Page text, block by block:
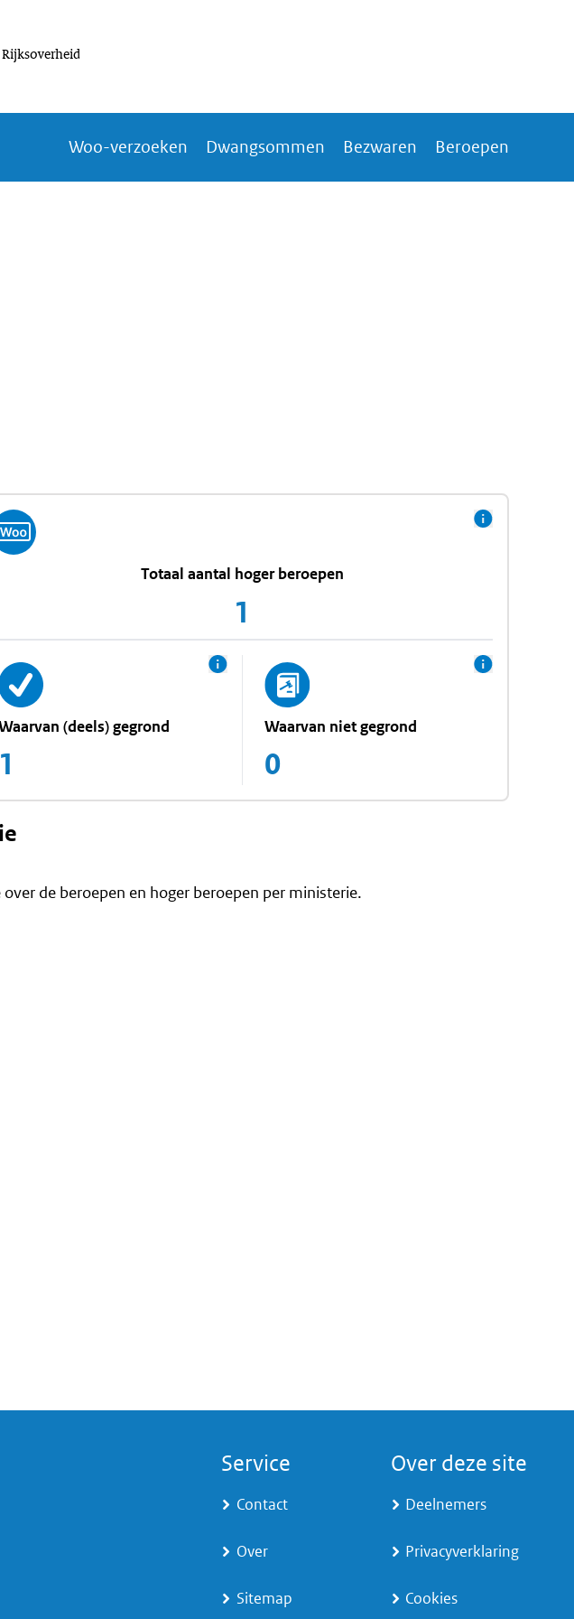
Rijksoverheid
Woo-verzoeken Dwangsommen Bezwaren Beroepen
Totaal aantal hoger beroepen
1
(deels) gegrond
1
Waarvan niet gegrond
0
de beroepen en hoger beroepen per ministerie.
Service
Contact
Over
Sitemap
Over deze site
Deelnemers
Privacyverklaring
Cookies